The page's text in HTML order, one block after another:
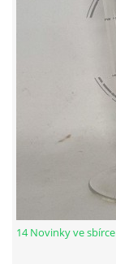
14 Novinky ve sbírce